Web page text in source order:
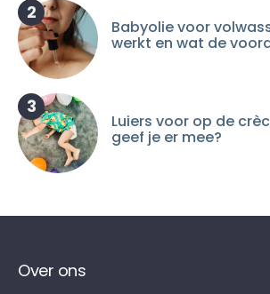
2
Babyolie voor
werkt en wat de
3
Luiers voor op de
geef je er mee?
Over ons